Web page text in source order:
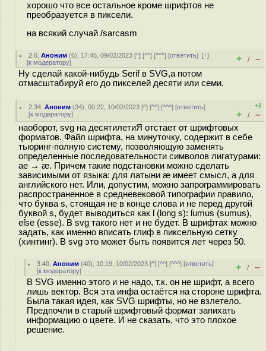
хорошо что все остальное кроме шрифтов не
преобразуется в пиксели.
на всякий случай /sarcasm
2.6 ,Аноним (6), 17:45, 09/02/2023 [^] [^^] [^^^] [ответить][↑]
[к модератору] + / –
Ну сделай какой-нибудь Serif в SVG,а потом
отмасштабируй его до пикселей десяти или семи.
2.34 ,Аноним (34), 00:22, 10/02/2023 [^] [^^] [^^^] [ответить]
[к модератору]
+3
+ / –
наоборот, svg на десятилетиЯ отстает от шрифтовых
форматов. Файл шрифта, на минуточку, содержит в себе
тьюринг-полную систему, позволяющую заменять
определенные последовательности символов лигатурами:
ae → æ. Причем такие подстановки можно сделать
зависимыми от языка: для латыни æ имеет смысл, а для
английского нет. Или, допустим, можно запрограммировать
распространенное в средневековой типографии правило,
что буква s, стоящая не в конце слова и не перед другой
буквой s, будет выводиться как ſ (long s): ſumus (sumus),
eſse (esse). В svg такого нет и не будет. В шрифтах можно
задать, как именно вписать глиф в пиксельную сетку
(хинтинг). В svg это может быть появится лет через 50.
3.40 ,Аноним (40), 10:19, 10/02/2023 [^] [^^] [^^^] [ответить]
[к модератору] + / –
В SVG именно этого и не надо, т.к. он не шрифт, а всего
лишь вектор. Вся эта инфа остаётся на стороне шрифта.
Была такая идея, как SVG шрифты, но не взлетело.
Предпочли в старый шрифтовый формат запихать
информацию о цвете. И не сказать, что это плохое
решение.